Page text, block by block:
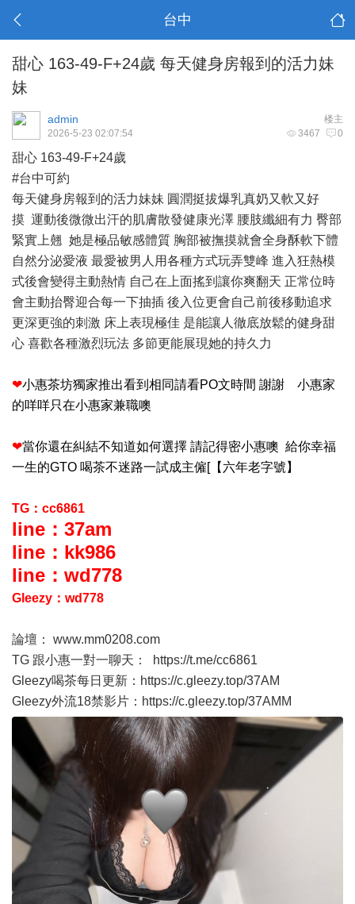
台中
甜心 163-49-F+24歲 每天健身房報到的活力妹
妹
楼主
admin
3467 0
2026-5-23 02:07:54
甜心 163-49-F+24歲
#台中可約
每天健身房報到的活力妹妹 圓潤挺拔爆乳真奶又軟又好
摸 運動後微微出汗的肌膚散發健康光澤 腰肢纖細有力 臀部
緊實上翹 她是極品敏感體質 胸部被撫摸就會全身酥軟下體
自然分泌愛液 最愛被男人用各種方式玩弄雙峰 進入狂熱模
式後會變得主動熱情 自己在上面搖到讓你爽翻天 正常位時
會主動抬臀迎合每一下抽插 後入位更會自己前後移動追求
更深更強的刺激 床上表現極佳 是能讓人徹底放鬆的健身甜
心 喜歡各種激烈玩法 多節更能展現她的持久力
❤小惠茶坊獨家推出看到相同請看PO文時間 謝謝 小惠家
的咩咩只在小惠家兼職噢
❤當你還在糾結不知道如何選擇 請記得密小惠噢 給你幸福
一生的GTO 喝茶不迷路一試成主僱[【六年老字號】
TG：cc6861
line：37am
line：kk986
line：wd778
Gleezy：wd778
論壇： www.mm0208.com
TG 跟小惠一對一聊天：
https://t.me/cc6861
Gleezy喝茶每日更新： https://c.gleezy.top/37AM
Gleezy外流18禁影片： https://c.gleezy.top/37AMM